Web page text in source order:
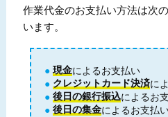
作業代金のお支払い方法は次
います。
現金によるお支払い
クレジットカード決済に
後日の銀行振込によるお
後日の集金によるお支払